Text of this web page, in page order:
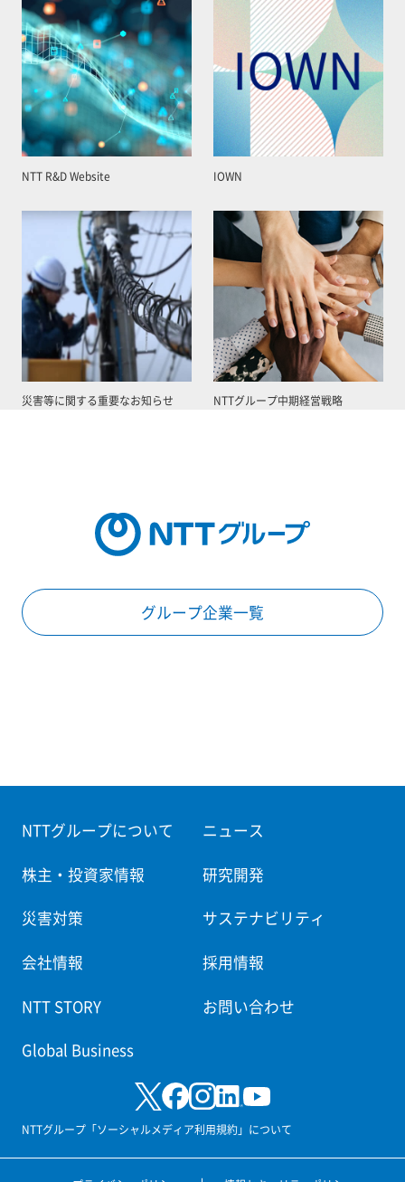
NTT R&D Website IOWN
災害等に関する重要なお知らせ NTTグループ中期経営戦略
グループ企業一覧
NTTグループについて ニュース
株主・投資家情報 研究開発
災害対策 サステナビリティ
会社情報 採用情報
NTT STORY お問い合わせ
Global Business
NTTグループ「ソーシャルメディア利用規約」について